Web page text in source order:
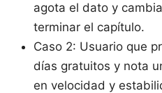
agota el dato y
terminar el capítulo.
Caso 2: Usuario que
días gratuitos y nota
en velocidad y